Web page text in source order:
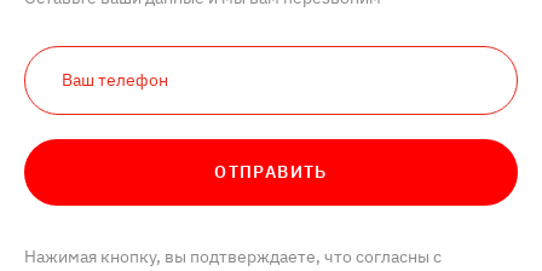
ОТПРАВИТЬ
Нажимая кнопку, вы подтверждаете, что согласны с